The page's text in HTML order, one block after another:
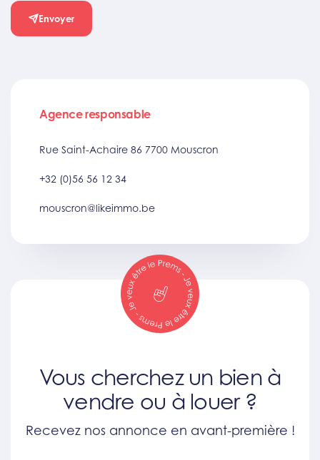
Envoyer
Agence responsable
Rue Saint-Achaire 86 7700 Mouscron
+32 (0)56 56 12 34
mouscron@likeimmo.be
Vous cherchez un bien à
vendre ou à louer ?
Recevez nos annonce en avant-première !